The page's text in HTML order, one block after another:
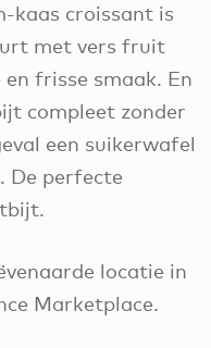
kaas croissant is
met vers fruit
frisse smaak. En
compleet zonder
een suikerwafel
De perfecte
locatie in
Marketplace.